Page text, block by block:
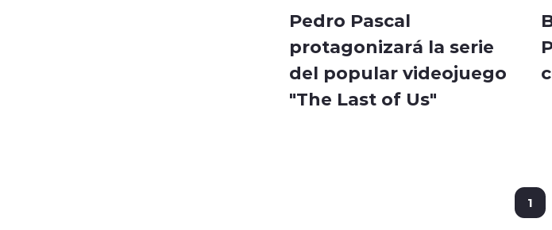
Pedro Pascal
protagonizará la serie
del popular videojuego
"The Last of Us"
1